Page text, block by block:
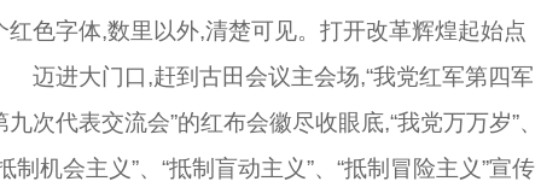
红色字体,数里以外,清楚可见。打开改革辉煌起始点
进大门口,赶到古田会议主会场,“我党红军第四军
九次代表交流会”的红布会徽尽收眼底,“我党万万岁”、
制机会主义”、“抵制盲动主义”、“抵制冒险主义”宣传